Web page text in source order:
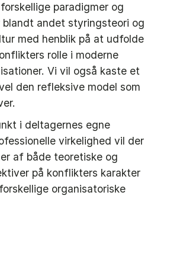
paradigmer og
blandt andet styringsteori og
med henblik på at udfolde
rolle i moderne
Vi vil også kaste et
den refleksive model som
i deltagernes egne
virkelighed vil der
af både teoretiske og
på konflikters karakter
organisatoriske